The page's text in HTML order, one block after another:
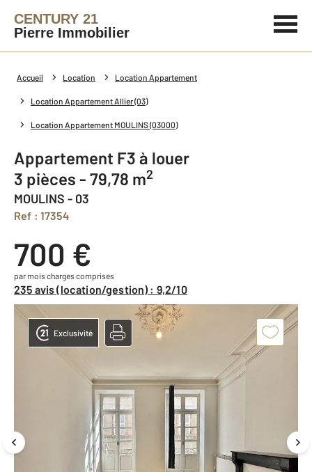
CENTURY 21
Pierre Immobilier
Accueil Location Location Appartement
Location Appartement Allier (03)
Location Appartement MOULINS (03000)
Appartement F3 à louer
3 pièces - 79,78 m2
MOULINS - 03
Ref : 17354
700 €
par mois charges comprises
235 avis (location/gestion) : 9,2/10
Exclusivité